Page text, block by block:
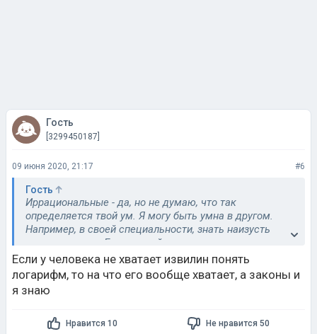
Гость
[3299450187]
09 июня 2020, 21:17 #6
Гость
Иррациональные - да, но не думаю, что так
определяется твой ум. Я могу быть умна в другом.
Например, в своей специальности, знать наизусть
многие законы. Если другой человек этого но знает -
его ведь не назовёшь глупым
Если у человека не хватает извилин понять
логарифм, то на что его вообще хватает, а законы и
я знаю
Нравится 10 Не нравится 50